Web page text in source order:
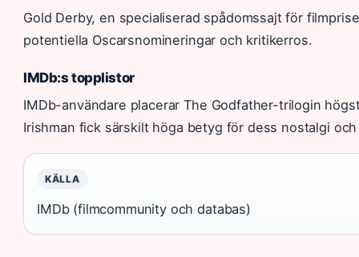
Gold Derby, en specialiserad spådomssajt för
potentiella Oscarsnomineringar och kritikerros.
IMDb:s topplistor
IMDb-användare placerar The Godfather-trilogin
Irishman fick särskilt höga betyg för dess nostalgi
KÄLLA
IMDb (filmcommunity och databas)